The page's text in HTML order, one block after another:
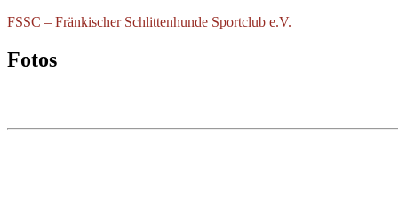
FSSC – Fränkischer Schlittenhunde Sportclub e.V.
Fotos